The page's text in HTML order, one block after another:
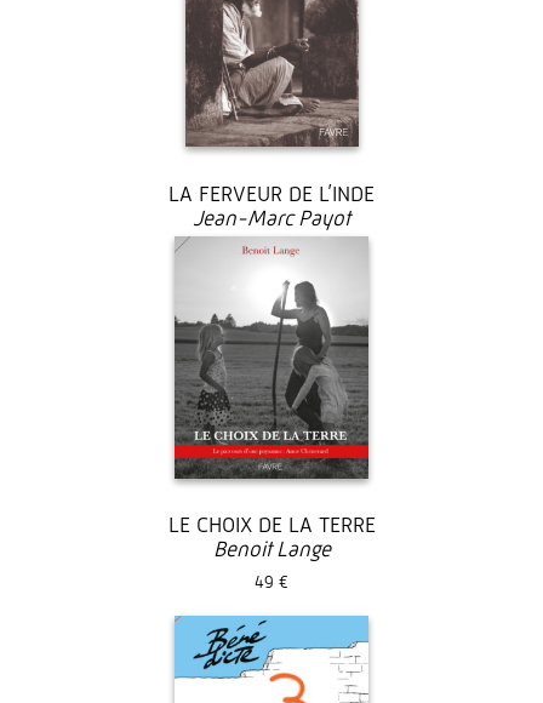
LA FERVEUR DE L’INDE
Jean-Marc Payot
28 €
LE CHOIX DE LA TERRE
Benoit Lange
49 €